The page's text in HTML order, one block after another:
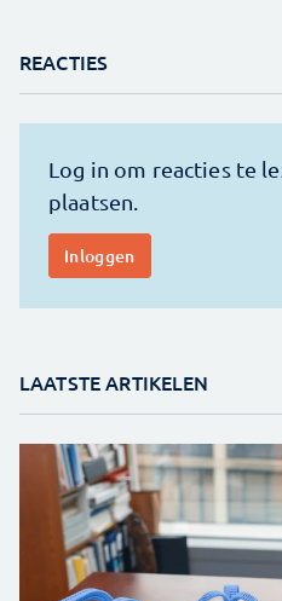
REACTIES
LAATSTE ARTIKELEN